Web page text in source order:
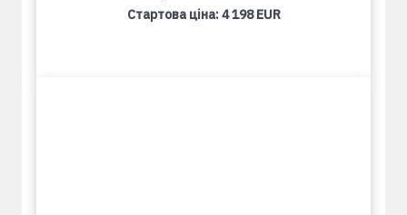
Стартова ціна:4 198 EUR